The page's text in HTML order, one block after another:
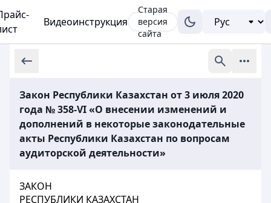
Видеоинструкция
Старая
версия
сайта
Закон Республики Казахстан от 3 июля 2020
года № 358-VI «О внесении изменений и
дополнений в некоторые законодательные
акты Республики Казахстан по вопросам
аудиторской деятельности»
ЗАКОН
РЕСПУБЛИКИ КАЗАХСТАН